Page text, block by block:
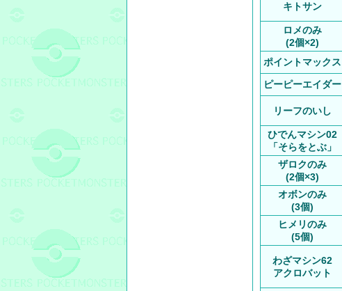
キトサン
ロメのみ
(2個×2)
ポイントマックス
ピーピーエイダー
リーフのいし
ひでんマシン02
「そらをとぶ」
ザロクのみ
(2個×3)
オボンのみ
(3個)
ヒメリのみ
(5個)
わざマシン62
アクロバット